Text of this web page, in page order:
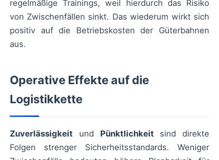
regelmäßige Trainings, weil hierdurch das Risiko
von Zwischenfällen sinkt. Das wiederum wirkt sich
positiv auf die Betriebskosten der Güterbahnen
aus.
Operative Effekte auf die
Logistikkette
Zuverlässigkeit und Pünktlichkeit sind direkte
Folgen strenger Sicherheitsstandards. Weniger